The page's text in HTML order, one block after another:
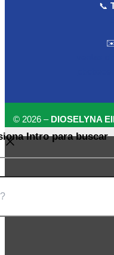
📞
© 2026 – DIOSELYNA
Intro para buscar